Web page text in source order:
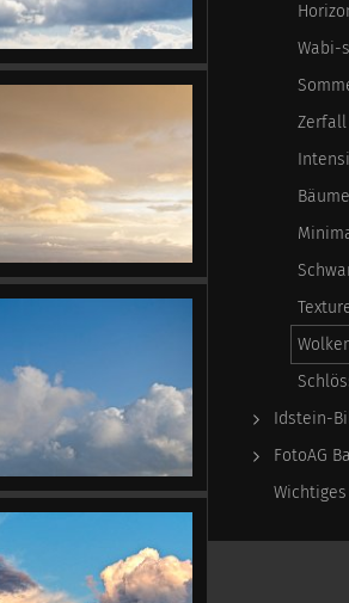
Wabi-
Zerfall
Bäume
Idstein-
FotoAG
Wichtiges